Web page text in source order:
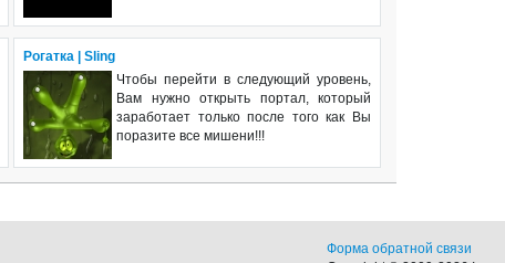
Рогатка | Sling
Чтобы перейти в следующий уровень,
Вам нужно открыть портал, который
заработает только после того как Вы
поразите все мишени!!!
Форма обратной связи